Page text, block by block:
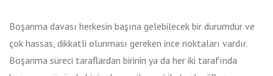
Boşanma davası herkesin başına gelebilecek bir durumdur ve
çok hassas, dikkatli olunması gereken ince noktaları vardır.
Boşanma süreci taraflardan birinin ya da her iki tarafında